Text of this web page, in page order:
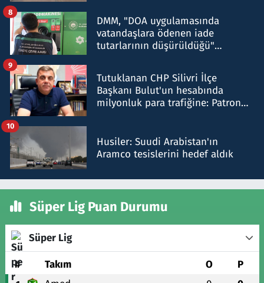
DMM, "DOA uygulamasında
vatandaşlara ödenen iade
tutarlarının düşürüldüğü"
8
Tutuklanan CHP Silivri İlçe
Başkanı Bulut'un hesabında
milyonluk para trafiğine: Patron
9
Husiler: Suudi Arabistan'ın
Aramco tesislerini hedef aldık
10
Süper Lig Puan Durumu
Süper Lig
# Takım O P